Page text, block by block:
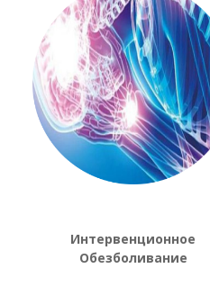
Интервенционное
Обезболивание